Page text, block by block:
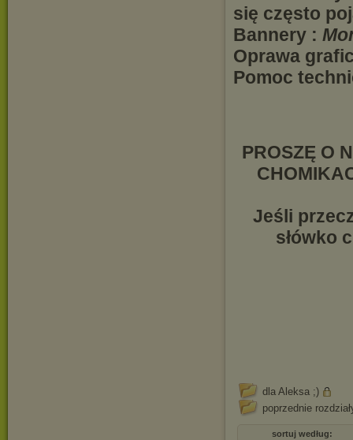
się często
Bannery :
Oprawa
Pomoc
PROSZĘ O
Jeśli
słówko
dla Aleksa ;)
poprzednie
sortuj według: